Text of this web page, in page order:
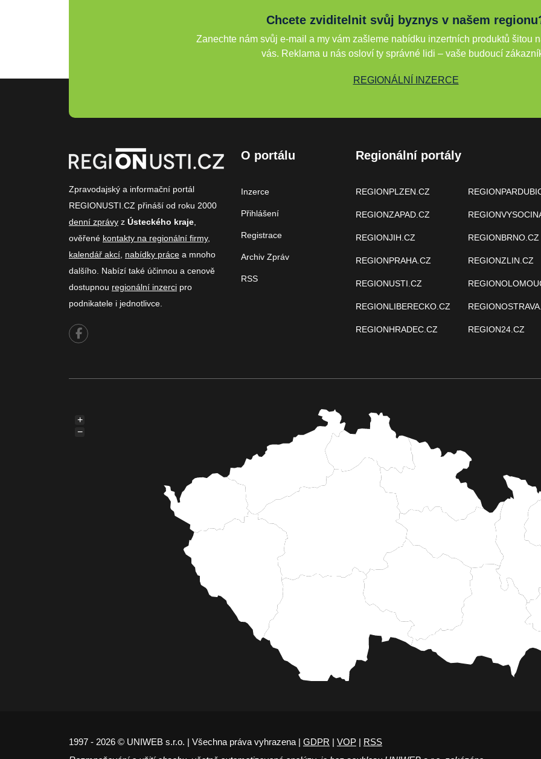
Chcete zviditelnit svůj byznys v našem
Zanechte nám svůj e-mail a my vám zašleme nabídku inzertních produktů šitou
vás. Reklama u nás osloví ty správné lidi – vaše budoucí
REGIONÁLNÍ INZERCE
Zpravodajský a informační portál
REGIONUSTI.CZ přináší od roku 2000
denní zprávy z Ústeckého kraje
ověřené kontakty na regionální firmy,
kalendář akcí nabídky práce a mnoho
dalšího. Nabízí také účinnou a cenově
dostupnou regionální inzerci pro
podnikatele i jednotlivce.
O portálu
Inzerce
Přihlášení
Registrace
Archiv Zpráv
RSS
Regionální portály
REGIONPLZEN.CZ
REGIONZAPAD.CZ
REGIONJIH.CZ
REGIONPRAHA.CZ
REGIONUSTI.CZ
REGIONLIBERECKO.CZ
REGIONHRADEC.CZ
REGIONBRNO.CZ
REGIONZLIN.CZ
REGION24.CZ
+
−
1997 - 2026 © UNIWEB s.r.o. | Všechna práva vyhrazena | GDPR | VOP | RSS